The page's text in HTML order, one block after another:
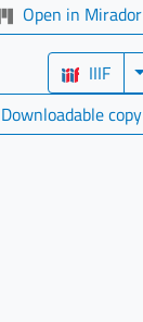
Open in Mirador
IIIF
Downloadable copy